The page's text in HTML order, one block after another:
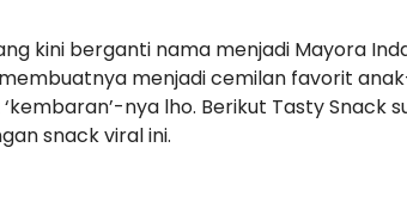
kini berganti nama menjadi Mayora
menjadi cemilan favorit
nya lho. Berikut Tasty Snack
snack viral ini.